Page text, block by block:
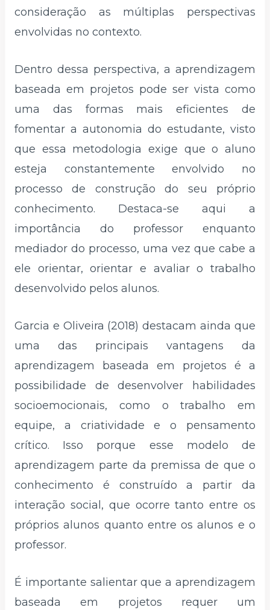
consideração as múltiplas perspectivas
envolvidas no contexto.
Dentro dessa perspectiva, a aprendizagem
baseada em projetos pode ser vista como
uma das formas mais eficientes de
fomentar a autonomia do estudante, visto
que essa metodologia exige que o aluno
esteja constantemente envolvido no
processo de construção do seu próprio
conhecimento. Destaca-se aqui a
importância do professor enquanto
mediador do processo, uma vez que cabe a
ele orientar, orientar e avaliar o trabalho
desenvolvido pelos alunos.
Garcia e Oliveira (2018) destacam ainda que
uma das principais vantagens da
aprendizagem baseada em projetos é a
possibilidade de desenvolver habilidades
socioemocionais, como o trabalho em
equipe, a criatividade e o pensamento
crítico. Isso porque esse modelo de
aprendizagem parte da premissa de que o
conhecimento é construído a partir da
interação social, que ocorre tanto entre os
próprios alunos quanto entre os alunos e o
professor.
É importante salientar que a aprendizagem
baseada em projetos requer um